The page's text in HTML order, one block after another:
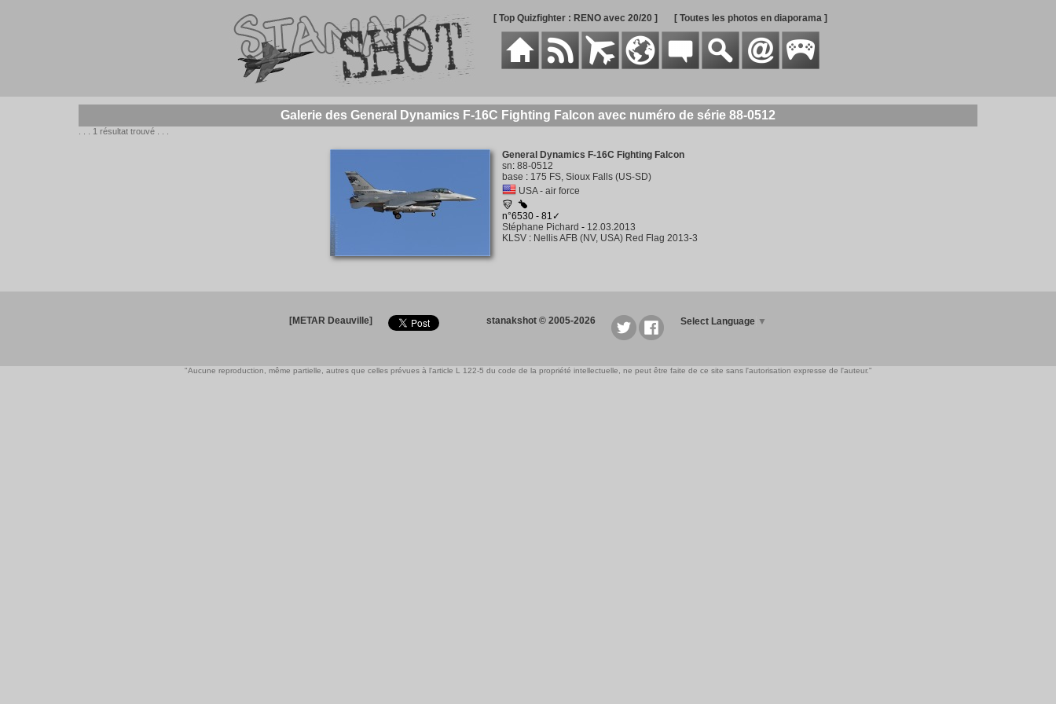
[ Top Quizfighter : RENO avec 20/20 ] [ Toutes les photos en diaporama ]
Galerie des General Dynamics F-16C Fighting Falcon avec numéro de série 88-0512
. . . 1 résultat trouvé . . .
General Dynamics F-16C Fighting Falcon
sn: 88-0512
base : 175 FS, Sioux Falls (US-SD)
USA - air force
n°6530 - 81✓
Stéphane Pichard - 12.03.2013
KLSV: Nellis AFB (NV, USA) Red Flag 2013-3
[METAR Deauville] stanakshot © 2005-2026 Select Language ▼
"Aucune reproduction, même partielle, autres que celles prévues à l'article L 122-5 du code de la propriété intellectuelle, ne peut être faite de ce site sans l'autorisation expresse de l'auteur."